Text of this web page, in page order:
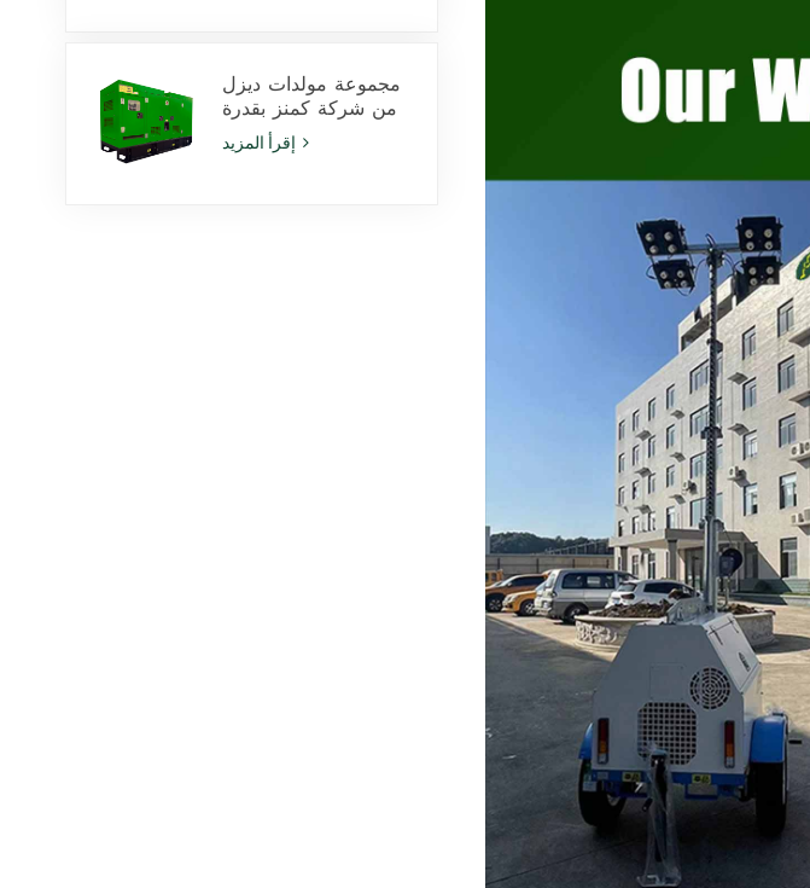
مجموعة مولدات ديزل
من شركة كمنز بقدرة
425 كيلو فولت أمبير،
طراز 6ZTAA13-G2،